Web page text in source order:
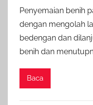
Penyemaian benih
dengan mengolah
bedengan dan
benih dan
Baca